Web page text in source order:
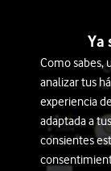
©
Ya
Como sabes,
analizar tus
experiencia
adaptada a
consientes